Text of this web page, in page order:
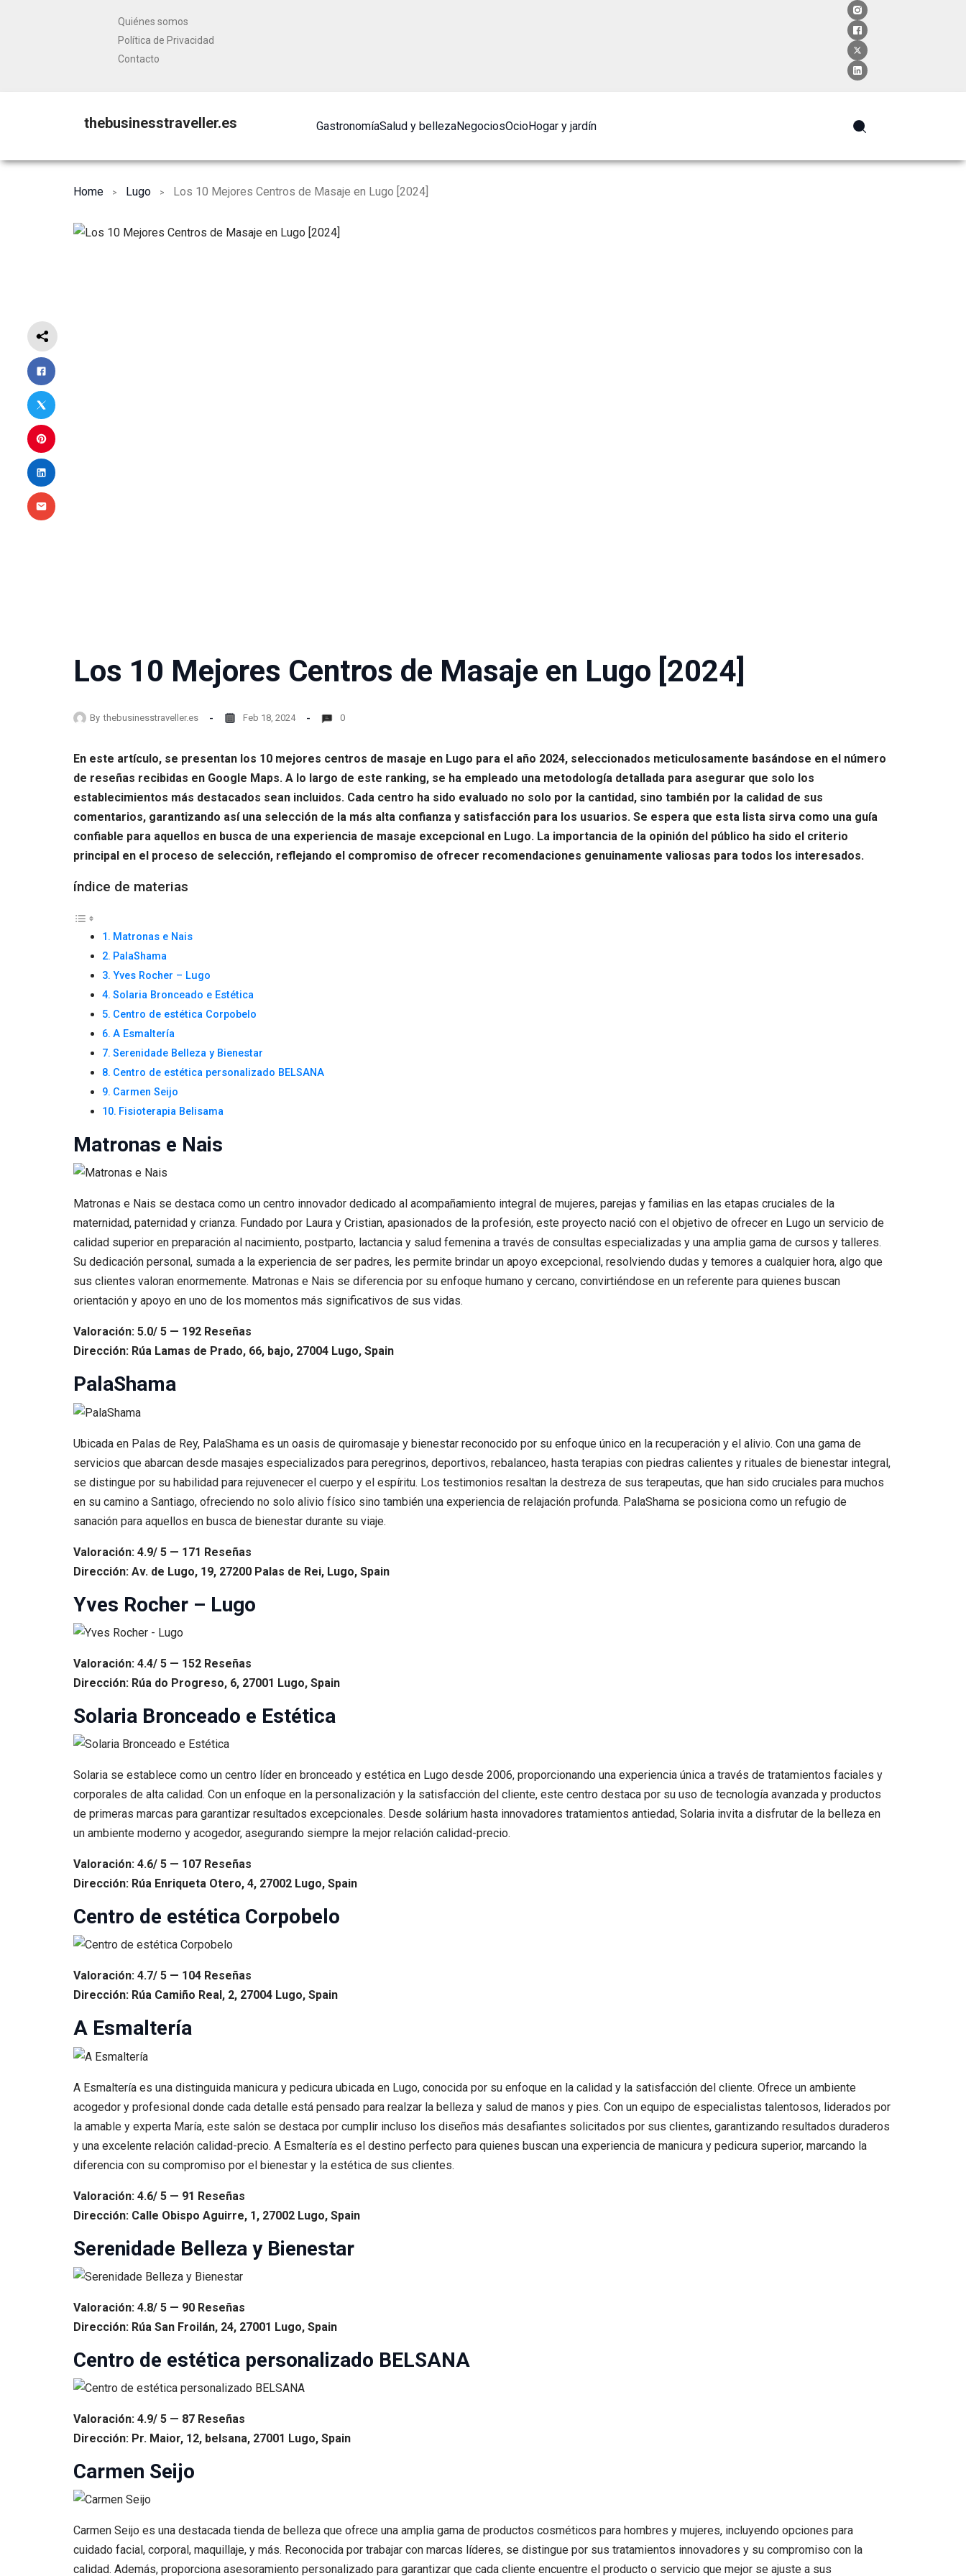
Quiénes somos
Política de Privacidad
Contacto
thebusinesstraveller.es GastronomíaSalud y bellezaNegociosOcioHogar y jardín
Home Lugo Los 10 Mejores Centros de Masaje en Lugo [2024]
Los 10 Mejores Centros de Masaje en Lugo [2024]
By thebusinesstraveller.es Feb 18, 2024 0
En este artículo, se presentan los 10 mejores centros de masaje en Lugo para el año 2024, seleccionados meticulosamente basándose en el número
de reseñas recibidas en Google Maps. A lo largo de este ranking, se ha empleado una metodología detallada para asegurar que solo los
establecimientos más destacados sean incluidos. Cada centro ha sido evaluado no solo por la cantidad, sino también por la calidad de sus
comentarios, garantizando así una selección de la más alta confianza y satisfacción para los usuarios. Se espera que esta lista sirva como una guía
confiable para aquellos en busca de una experiencia de masaje excepcional en Lugo. La importancia de la opinión del público ha sido el criterio
principal en el proceso de selección, reflejando el compromiso de ofrecer recomendaciones genuinamente valiosas para todos los interesados.
índice de materias
Matronas e Nais
PalaShama
Yves Rocher – Lugo
Solaria Bronceado e Estética
Centro de estética Corpobelo
A Esmaltería
Serenidade Belleza y Bienestar
Centro de estética personalizado BELSANA
Carmen Seijo
Fisioterapia Belisama
Matronas e Nais
Matronas e Nais se destaca como un centro innovador dedicado al acompañamiento integral de mujeres, parejas y familias en las etapas cruciales de la
maternidad, paternidad y crianza. Fundado por Laura y Cristian, apasionados de la profesión, este proyecto nació con el objetivo de ofrecer en Lugo un servicio de
calidad superior en preparación al nacimiento, postparto, lactancia y salud femenina a través de consultas especializadas y una amplia gama de cursos y talleres.
Su dedicación personal, sumada a la experiencia de ser padres, les permite brindar un apoyo excepcional, resolviendo dudas y temores a cualquier hora, algo que
sus clientes valoran enormemente. Matronas e Nais se diferencia por su enfoque humano y cercano, convirtiéndose en un referente para quienes buscan
orientación y apoyo en uno de los momentos más significativos de sus vidas.
Valoración: 5.0/ 5 — 192 Reseñas
Dirección: Rúa Lamas de Prado, 66, bajo, 27004 Lugo, Spain
PalaShama
Ubicada en Palas de Rey, PalaShama es un oasis de quiromasaje y bienestar reconocido por su enfoque único en la recuperación y el alivio. Con una gama de
servicios que abarcan desde masajes especializados para peregrinos, deportivos, rebalanceo, hasta terapias con piedras calientes y rituales de bienestar integral,
se distingue por su habilidad para rejuvenecer el cuerpo y el espíritu. Los testimonios resaltan la destreza de sus terapeutas, que han sido cruciales para muchos
en su camino a Santiago, ofreciendo no solo alivio físico sino también una experiencia de relajación profunda. PalaShama se posiciona como un refugio de
sanación para aquellos en busca de bienestar durante su viaje.
Valoración: 4.9/ 5 — 171 Reseñas
Dirección: Av. de Lugo, 19, 27200 Palas de Rei, Lugo, Spain
Yves Rocher – Lugo
Valoración: 4.4/ 5 — 152 Reseñas
Dirección: Rúa do Progreso, 6, 27001 Lugo, Spain
Solaria Bronceado e Estética
Solaria se establece como un centro líder en bronceado y estética en Lugo desde 2006, proporcionando una experiencia única a través de tratamientos faciales y
corporales de alta calidad. Con un enfoque en la personalización y la satisfacción del cliente, este centro destaca por su uso de tecnología avanzada y productos
de primeras marcas para garantizar resultados excepcionales. Desde solárium hasta innovadores tratamientos antiedad, Solaria invita a disfrutar de la belleza en
un ambiente moderno y acogedor, asegurando siempre la mejor relación calidad-precio.
Valoración: 4.6/ 5 — 107 Reseñas
Dirección: Rúa Enriqueta Otero, 4, 27002 Lugo, Spain
Centro de estética Corpobelo
Valoración: 4.7/ 5 — 104 Reseñas
Dirección: Rúa Camiño Real, 2, 27004 Lugo, Spain
A Esmaltería
A Esmaltería es una distinguida manicura y pedicura ubicada en Lugo, conocida por su enfoque en la calidad y la satisfacción del cliente. Ofrece un ambiente
acogedor y profesional donde cada detalle está pensado para realzar la belleza y salud de manos y pies. Con un equipo de especialistas talentosos, liderados por
la amable y experta María, este salón se destaca por cumplir incluso los diseños más desafiantes solicitados por sus clientes, garantizando resultados duraderos
y una excelente relación calidad-precio. A Esmaltería es el destino perfecto para quienes buscan una experiencia de manicura y pedicura superior, marcando la
diferencia con su compromiso por el bienestar y la estética de sus clientes.
Valoración: 4.6/ 5 — 91 Reseñas
Dirección: Calle Obispo Aguirre, 1, 27002 Lugo, Spain
Serenidade Belleza y Bienestar
Valoración: 4.8/ 5 — 90 Reseñas
Dirección: Rúa San Froilán, 24, 27001 Lugo, Spain
Centro de estética personalizado BELSANA
Valoración: 4.9/ 5 — 87 Reseñas
Dirección: Pr. Maior, 12, belsana, 27001 Lugo, Spain
Carmen Seijo
Carmen Seijo es una destacada tienda de belleza que ofrece una amplia gama de productos cosméticos para hombres y mujeres, incluyendo opciones para
cuidado facial, corporal, maquillaje, y más. Reconocida por trabajar con marcas líderes, se distingue por sus tratamientos innovadores y su compromiso con la
calidad. Además, proporciona asesoramiento personalizado para garantizar que cada cliente encuentre el producto o servicio que mejor se ajuste a sus